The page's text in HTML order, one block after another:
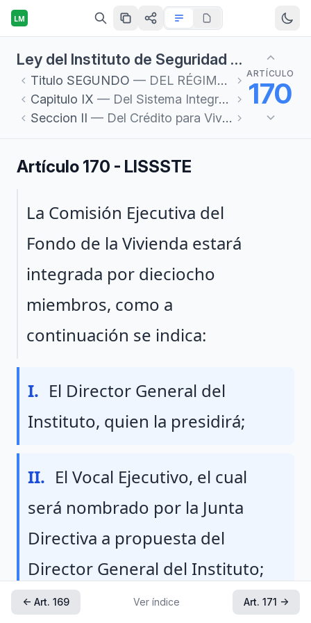
LM
Ley del Instituto de Seguridad y Servicios Sociales de los Trabajadores del Estado
Titulo SEGUNDO — DEL RÉGIMEN OBLIGATORIO
Capitulo IX — Del Sistema Integral de Crédito
Seccion II — Del Crédito para Vivienda
ARTÍCULO
170
Artículo 170 - LISSSTE
Párrafo 1
La Comisión Ejecutiva del
Fondo de la Vivienda estará
integrada por dieciocho
miembros, como a
continuación se indica:
Fraccion I
I. El Director General del
Instituto, quien la presidirá;
Fraccion II
II. El Vocal Ejecutivo, el cual
será nombrado por la Junta
Directiva a propuesta del
Director General del Instituto;
← Art. 169 Ver índice Art. 171 →